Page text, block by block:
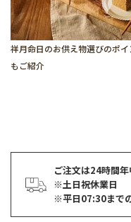
祥月命日のお供え物選びのポ
もご紹介
ご注文は24時間年
※土日祝休業日
※平日07:30まで